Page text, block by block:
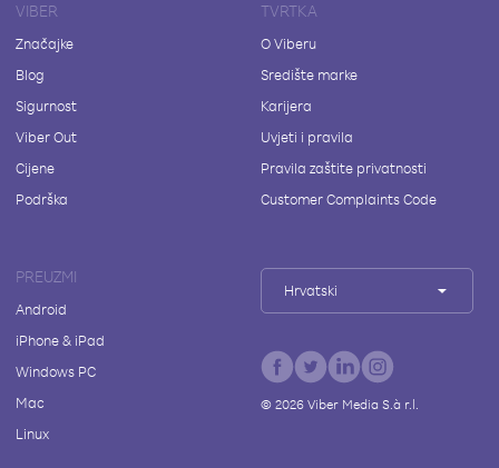
VIBER
Značajke
Blog
Sigurnost
Viber Out
Cijene
Podrška
TVRTKA
O Viberu
Središte marke
Karijera
Uvjeti i pravila
Pravila zaštite privatnosti
Customer Complaints Code
PREUZMI
Android
iPhone & iPad
Windows PC
Mac
Linux
Hrvatski
© 2026Viber Media S.à r.l.